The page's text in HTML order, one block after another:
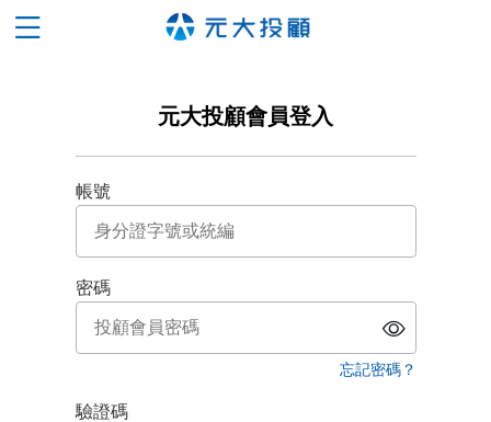
元大投顧會員登入
帳號
密碼
忘記密碼？
驗證碼